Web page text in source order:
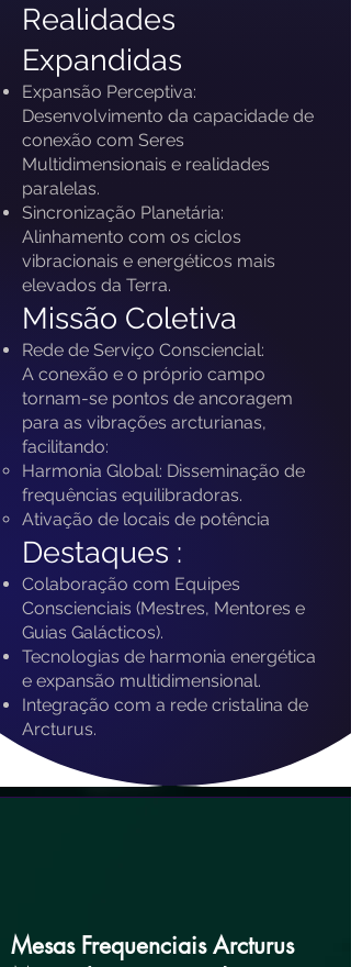
Realidades
Expandidas
Expansão Perceptiva:
Desenvolvimento da capacidade de
conexão com Seres
Multidimensionais e realidades
paralelas.
Sincronização Planetária:
Alinhamento com os ciclos
vibracionais e energéticos mais
elevados da Terra.
Missão Coletiva
Rede de Serviço Consciencial:
A conexão e o próprio campo
tornam-se pontos de ancoragem
para as vibrações arcturianas,
facilitando:
Harmonia Global: Disseminação de
frequências equilibradoras.
Ativação de locais de potência
Destaques :
Colaboração com Equipes
Conscienciais (Mestres, Mentores e
Guias Galácticos).
Tecnologias de harmonia energética
e expansão multidimensional.
Integração com a rede cristalina de
Arcturus.
Mesas Frequenciais Arcturus